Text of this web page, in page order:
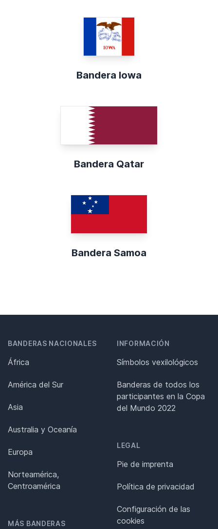
Bandera Iowa
Bandera Qatar
Bandera Samoa
BANDERAS NACIONALES
África
América del Sur
Asia
Australia y Oceanía
Europa
Norteamérica,
Centroamérica
MÁS BANDERAS
INFORMACIÓN
Símbolos vexilológicos
Banderas de todos los
participantes en la Copa
del Mundo 2022
LEGAL
Pie de imprenta
Política de privacidad
Configuración de las
cookies